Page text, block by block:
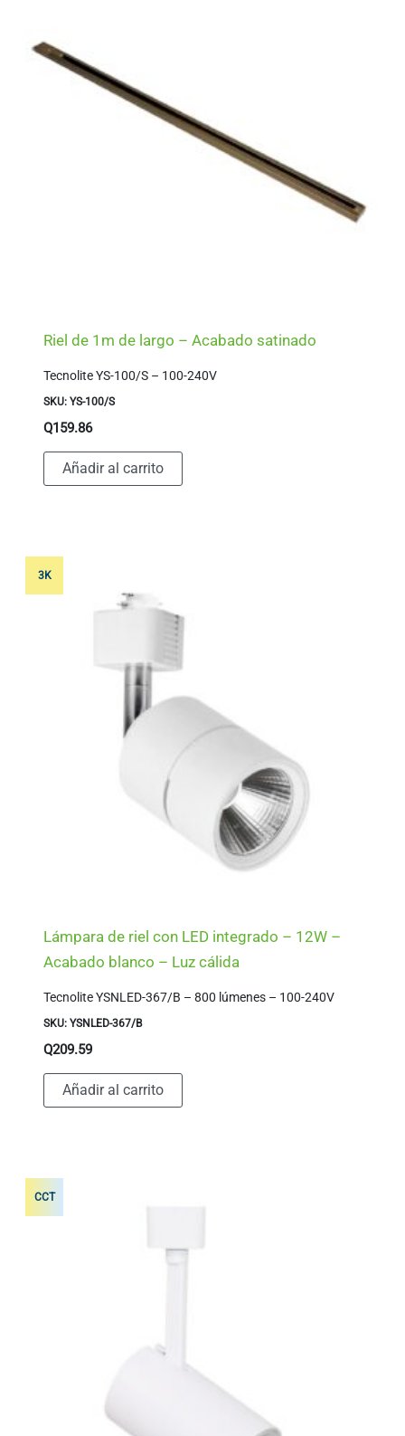
Riel de 1m de largo – Acabado satinado
Tecnolite YS-100/S – 100-240V
SKU: YS-100/S
Q159.86
Añadir al carrito
3K
Lámpara de riel con LED integrado – 12W –
Acabado blanco – Luz cálida
Tecnolite YSNLED-367/B – 800 lúmenes – 100-240V
SKU: YSNLED-367/B
Q209.59
Añadir al carrito
CCT